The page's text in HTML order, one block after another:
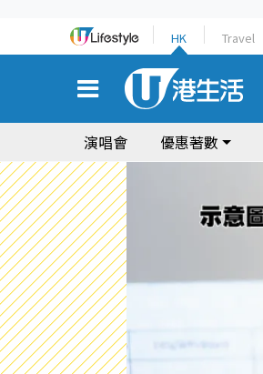
HK Travel
演唱會 優惠著數